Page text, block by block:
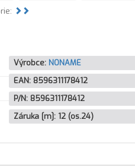
Výrobce: NONAME
EAN: 8596311178412
P/N: 8596311178412
Záruka [m]: 12 (os.24)